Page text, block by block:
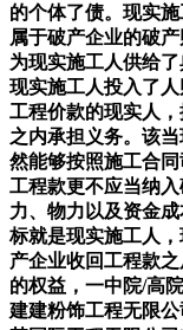
的个体了债。现实
属于破产企业的破
为现实施工人供给
现实施工人投入了
工程价款的现实人
之内承担义务。该
然能够按照施工合同
工程款更不应当纳
力、物力以及资金
标就是现实施工人
产企业收回工程款
的权益，一中院/高
建建粉饰工程无限